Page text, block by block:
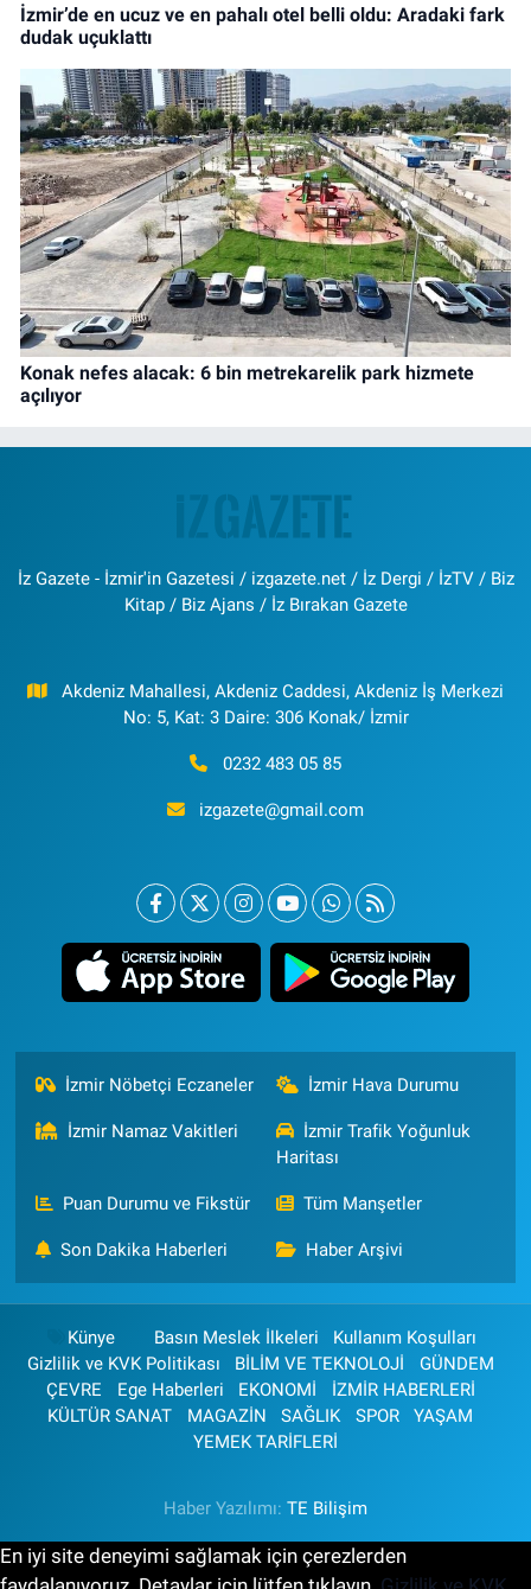
İzmir’de en ucuz ve en pahalı otel belli oldu: Aradaki fark
dudak uçuklattı
Konak nefes alacak: 6 bin metrekarelik park hizmete
açılıyor
İz Gazete - İzmir'in Gazetesi / izgazete.net / İz Dergi / İzTV / Biz
Kitap / Biz Ajans / İz Bırakan Gazete
Akdeniz Mahallesi, Akdeniz Caddesi, Akdeniz İş Merkezi
No: 5, Kat: 3 Daire: 306 Konak/ İzmir
0232 483 05 85
izgazete@gmail.com
İzmir Nöbetçi Eczaneler İzmir Hava Durumu
İzmir Namaz Vakitleri
İzmir Trafik Yoğunluk
Haritası
Puan Durumu ve Fikstür Tüm Manşetler
Son Dakika Haberleri Haber Arşivi
Künye Basın Meslek İlkeleri
Kullanım Koşulları
Gizlilik ve KVK Politikası
BİLİM VE TEKNOLOJİ
GÜNDEM
ÇEVRE
Ege Haberleri EKONOMİ
İZMİR HABERLERİ
KÜLTÜR SANAT
MAGAZİN SAĞLIK SPOR
YAŞAM
YEMEK TARİFLERİ
Haber Yazılımı: TE Bilişim
En iyi site deneyimi sağlamak için çerezlerden